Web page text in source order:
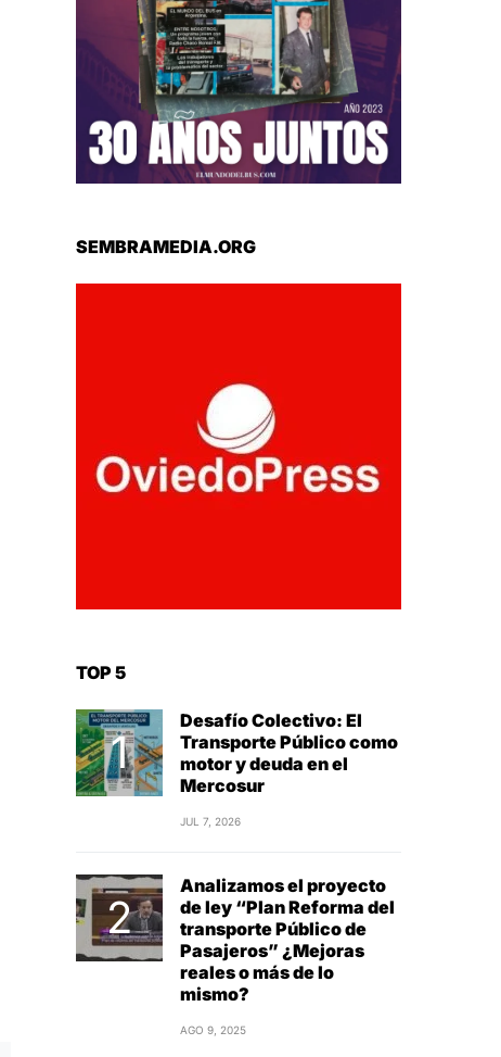
SEMBRAMEDIA.ORG
TOP 5
Desafío Colectivo: El
Transporte Público como
motor y deuda en el
Mercosur
JUL 7, 2026
Analizamos el proyecto
de ley “Plan Reforma del
transporte Público de
Pasajeros” ¿Mejoras
reales o más de lo
mismo?
AGO 9, 2025